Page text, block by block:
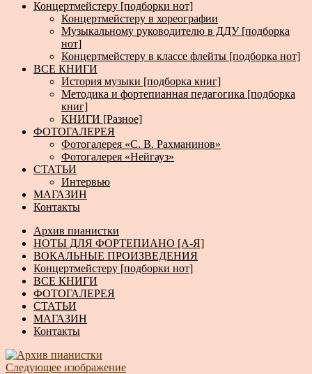
Концертмейстеру [подборки нот]
Концертмейстеру в хореографии
Музыкальному руководителю в ДДУ [подборка
нот]
Концертмейстеру в классе флейты [подборка нот]
ВСЕ КНИГИ
История музыки [подборка книг]
Методика и фортепианная педагогика [подборка
книг]
КНИГИ [Разное]
ФОТОГАЛЕРЕЯ
Фотогалерея «С. В. Рахманинов»
Фотогалерея «Нейгауз»
СТАТЬИ
Интервью
МАГАЗИН
Контакты
Архив пианистки
НОТЫ ДЛЯ ФОРТЕПИАНО [А-Я]
ВОКАЛЬНЫЕ ПРОИЗВЕДЕНИЯ
Концертмейстеру [подборки нот]
ВСЕ КНИГИ
ФОТОГАЛЕРЕЯ
СТАТЬИ
МАГАЗИН
Контакты
Следующее изображение